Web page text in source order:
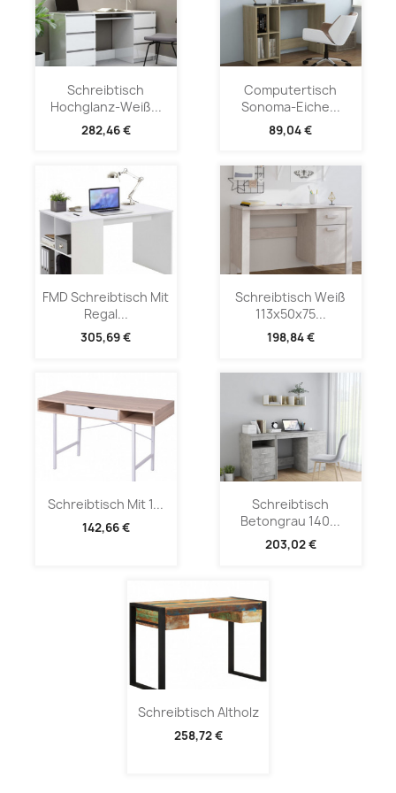
Schreibtisch
Hochglanz-Weiß...
282,46 €
Computertisch
Sonoma-Eiche...
89,04 €
FMD Schreibtisch Mit
Regal...
305,69 €
Schreibtisch Weiß
113x50x75...
198,84 €
Schreibtisch Mit 1...
142,66 €
Schreibtisch
Betongrau 140...
203,02 €
Schreibtisch Altholz
258,72 €